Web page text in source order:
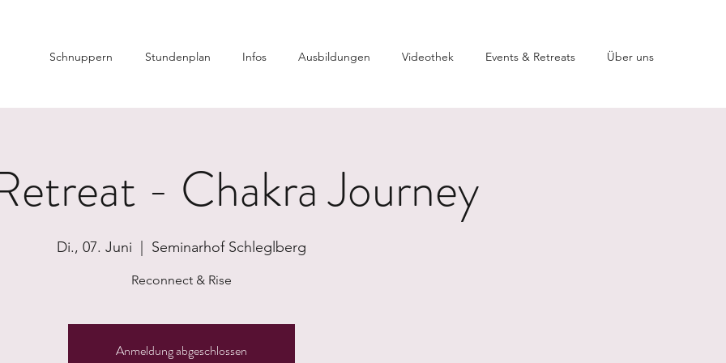
Schnuppern Stundenplan Infos Ausbildungen Videothek Events & Retreats Über uns
- Chakra Journey
Di., 07. Juni Seminarhof Schleglberg
Reconnect & Rise
Anmeldung abgeschlossen